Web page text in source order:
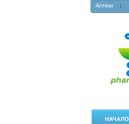
Аптеки
НАЧАЛО